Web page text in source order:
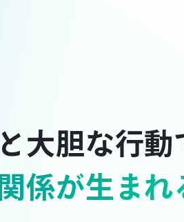
大胆な行動
係が生まれ